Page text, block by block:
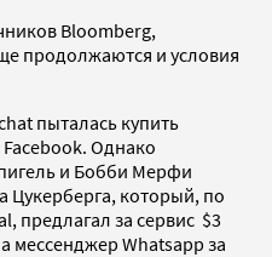
Bloomberg,
продолжаются и условия
пыталась купить
Однако
и Бобби Мерфи
Цукерберга, который, по
предлагал за сервис $3
мессенджер Whatsapp за